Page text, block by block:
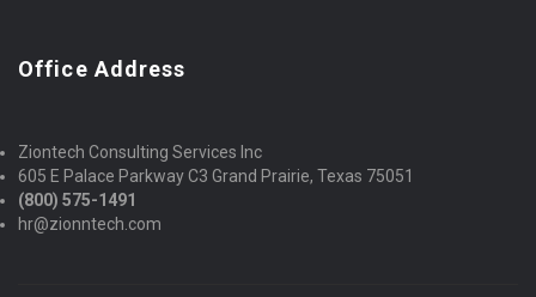
Office Address
Ziontech Consulting Services Inc
605 E Palace Parkway C3 Grand Prairie, Texas 75051
(800) 575-1491
hr@zionntech.com